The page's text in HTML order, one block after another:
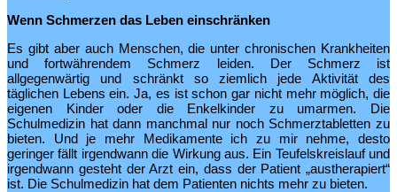
Wenn Schmerzen das Leben einschränken
Es gibt aber auch Menschen, die unter chronischen Krankheiten
und fortwährendem Schmerz leiden. Der Schmerz ist
allgegenwärtig und schränkt so ziemlich jede Aktivität des
täglichen Lebens ein. Ja, es ist schon gar nicht mehr möglich, die
eigenen Kinder oder die Enkelkinder zu umarmen. Die
Schulmedizin hat dann manchmal nur noch Schmerztabletten zu
bieten. Und je mehr Medikamente ich zu mir nehme, desto
geringer fällt irgendwann die Wirkung aus. Ein Teufelskreislauf und
irgendwann gesteht der Arzt ein, dass der Patient „austherapiert“
ist. Die Schulmedizin hat dem Patienten nichts mehr zu bieten.